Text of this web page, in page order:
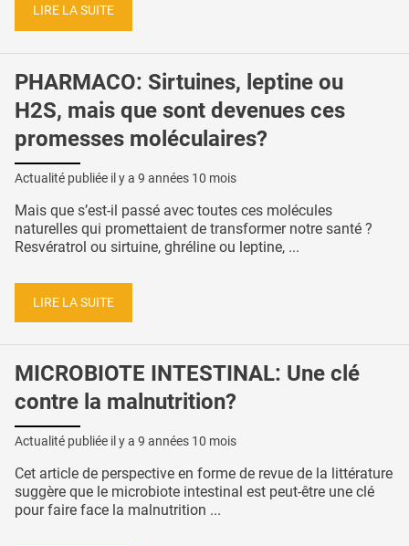
LIRE LA SUITE
PHARMACO: Sirtuines, leptine ou
H2S, mais que sont devenues ces
promesses moléculaires?
Actualité publiée il y a 9 années 10 mois
Mais que s’est-il passé avec toutes ces molécules
naturelles qui promettaient de transformer notre santé ?
Resvératrol ou sirtuine, ghréline ou leptine, ...
LIRE LA SUITE
MICROBIOTE INTESTINAL: Une clé
contre la malnutrition?
Actualité publiée il y a 9 années 10 mois
Cet article de perspective en forme de revue de la littérature
suggère que le microbiote intestinal est peut-être une clé
pour faire face la malnutrition ...